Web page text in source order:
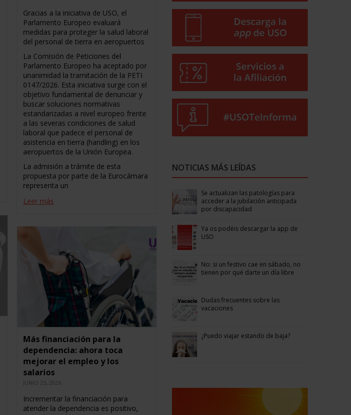
Gracias a la iniciativa de USO, el
Parlamento Europeo evaluará
medidas para proteger la salud laboral
del personal de tierra en aeropuertos
La Comisión de Peticiones del
Parlamento Europeo ha aceptado por
unanimidad la tramitación de la PETI
0147/2026. Esta iniciativa surge con el
objetivo fundamental de denunciar y
buscar soluciones normativas
estandarizadas a nivel europeo frente
a las severas condiciones de salud
laboral que padece el personal de
asistencia en tierra (handling) en los
aeropuertos de la Unión Europea.
La admisión a trámite de esta
propuesta por parte de la Eurocámara
representa un
Leer más
Más financiación para la
dependencia: ahora toca
mejorar el empleo y los
salarios
JUNIO 25, 2026
Incrementar la financiación para
atender la dependencia es positivo,
NOTICIAS MÁS LEÍDAS
Se actualizan las patologías para
acceder a la jubilación anticipada
por discapacidad
Ya os podéis descargar la app de
USO
No: si un festivo cae en sábado, no
tienen por qué darte un día libre
Dudas frecuentes sobre las
vacaciones
¿Puedo viajar estando de baja?